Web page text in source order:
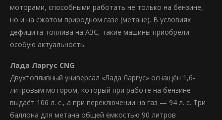
моторами, способными работать не только на бензине,
но и на сжатом природном газе (метане). В условиях
дефицита топлива на АЗС, такие машины приобрели
особую актуальность.
Лада Ларгус CNG
Двухтопливный универсал «Лада Ларгус» оснащён 1,6-
литровым мотором, который при работе на бензине
выдаёт 106 л. с., а при переключении на газ — 94 л. с. Три
баллона для метана общей ёмкостью 90 литров